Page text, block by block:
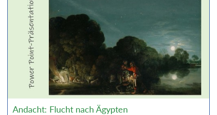
Andacht: Flucht nach Ägypten